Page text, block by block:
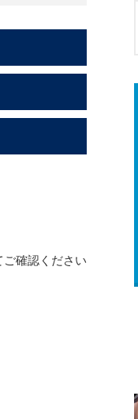
確認ください